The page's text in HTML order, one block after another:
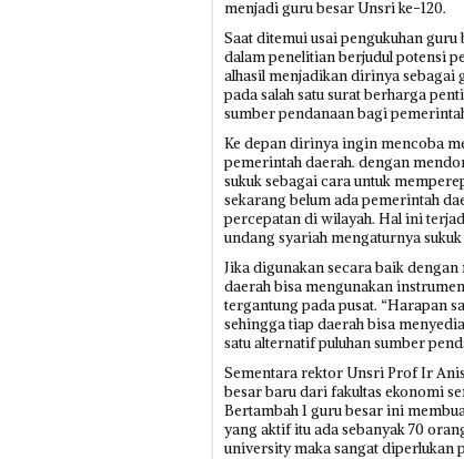
menjadi guru besar Unsri ke-120.
Saat ditemui usai pengukuhan
dalam penelitian berjudul potensi
alhasil menjadikan dirinya sebagai
pada salah satu surat berharga
sumber pendanaan bagi
Ke depan dirinya ingin mencoba
pemerintah daerah. dengan
sukuk sebagai cara untuk
sekarang belum ada pemerintah
percepatan di wilayah. Hal ini
undang syariah mengaturnya
Jika digunakan secara baik
daerah bisa mengunakan
tergantung pada pusat. “Harapan
sehingga tiap daerah bisa
satu alternatif puluhan sumber
Sementara rektor Unsri Prof Ir
besar baru dari fakultas ekonomi
Bertambah 1 guru besar ini
yang aktif itu ada sebanyak 70
university maka sangat diperlukan